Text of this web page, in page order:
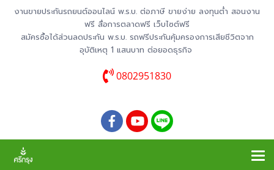
งานขายประกันรถยนต์ออนไลน์ พ.ร.บ. ต่อภาษี ขายง่าย ลงทุนต่ำ สอนงาน
ฟรี สื่อการตลาดฟรี เว็บไซต์ฟรี
สมัครซื้อได้ส่วนลดประกัน พ.ร.บ. รถฟรีประกันคุ้มครองการเสียชีวิตจาก
อุบัติเหตุ 1 แสนบาท ต่อยอดธุรกิจ
0802951830